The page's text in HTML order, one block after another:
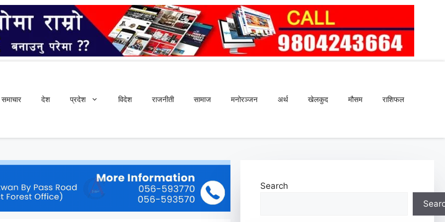
समाचार देश प्रदेश विदेश राजनीती सामाज मनोरञ्जन अर्थ खेलकुद मौसम राशिफल
Search